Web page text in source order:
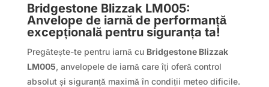
Bridgestone Blizzak LM005:
Anvelope de iarnă de performanță
excepțională pentru siguranța ta!
Pregătește-te pentru iarnă cu Bridgestone Blizzak
LM005, anvelopele de iarnă care îți oferă control
absolut și siguranță maximă în condiții meteo dificile.